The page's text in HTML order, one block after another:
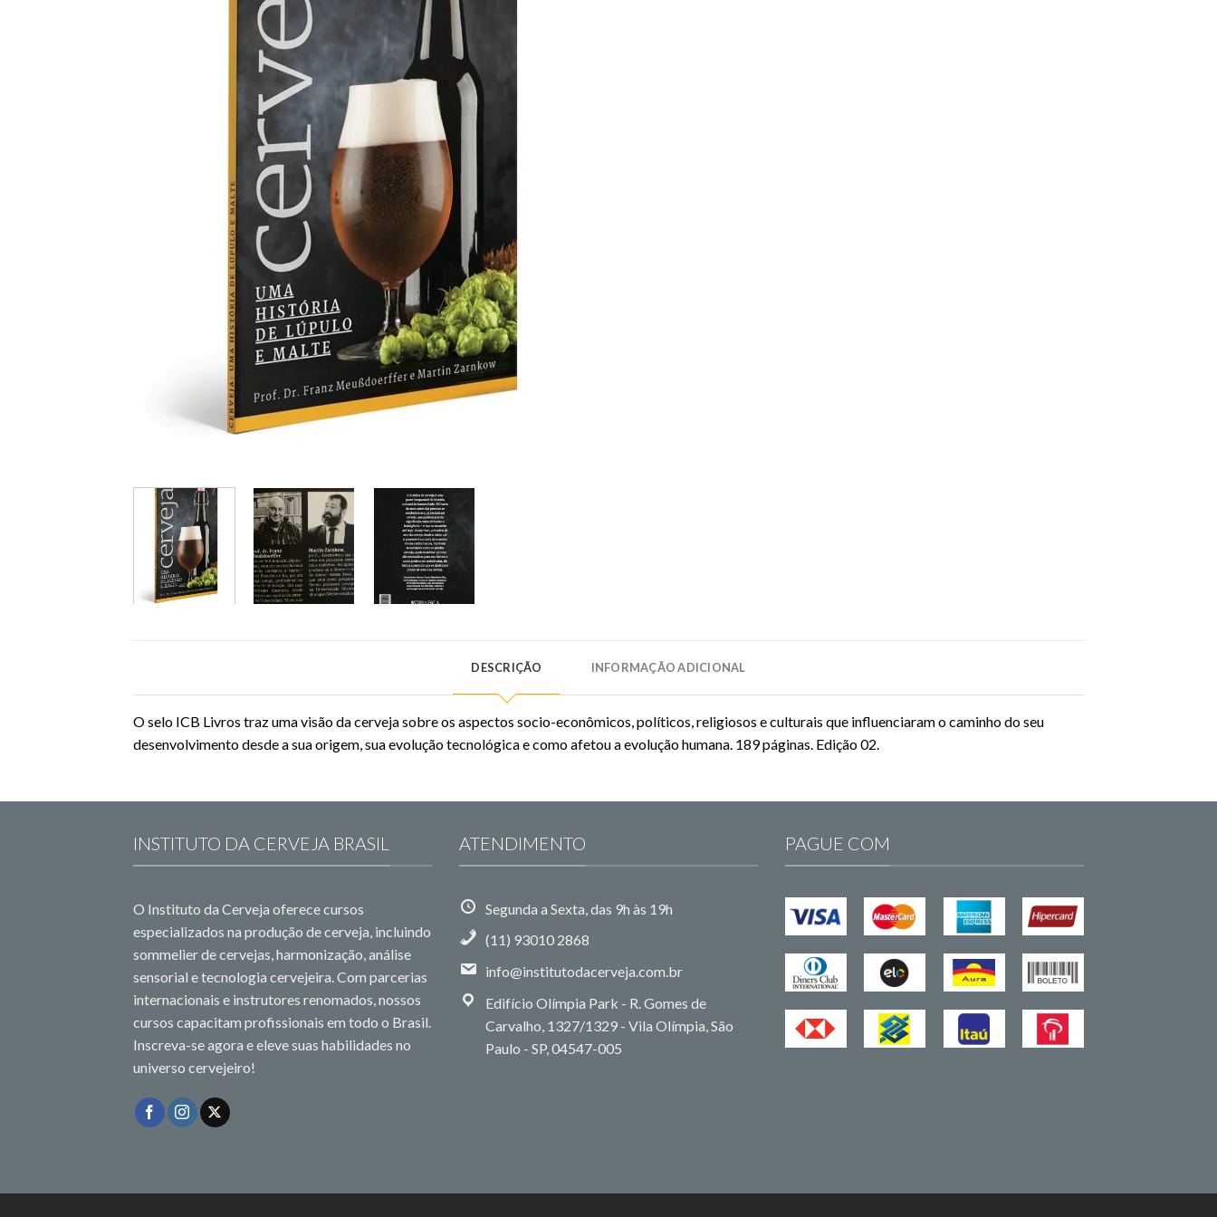
DESCRIÇÃO INFORMAÇÃO ADICIONAL
O selo ICB Livros traz uma visão da cerveja sobre os aspectos socio-econômicos, políticos, religiosos e culturais que influenciaram o caminho do seu
desenvolvimento desde a sua origem, sua evolução tecnológica e como afetou a evolução humana. 189 páginas. Edição 02.
INSTITUTO DA CERVEJA BRASIL
O Instituto da Cerveja oferece cursos
especializados na produção de cerveja, incluindo
sommelier de cervejas, harmonização, análise
sensorial e tecnologia cervejeira. Com parcerias
internacionais e instrutores renomados, nossos
cursos capacitam profissionais em todo o Brasil.
Inscreva-se agora e eleve suas habilidades no
universo cervejeiro!
ATENDIMENTO
Segunda a Sexta, das 9h às 19h
(11) 93010 2868
info@institutodacerveja.com.br
Edifício Olímpia Park - R. Gomes de
Carvalho, 1327/1329 - Vila Olímpia, São
Paulo - SP, 04547-005
PAGUE COM